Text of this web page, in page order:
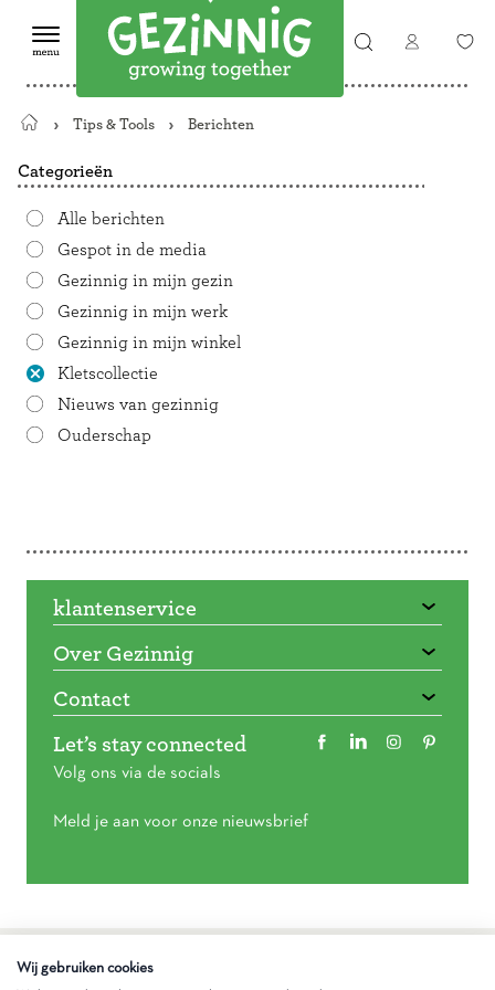
Terug
de
Tips & Tools Berichten
Categorieën
Alle berichten
Gespot in de media
Gezinnig in mijn gezin
Gezinnig in mijn werk
Gezinnig in mijn winkel
Kletscollectie
Nieuws van gezinnig
Ouderschap
klantenservice
Over Gezinnig
Contact
Let’s stay connected
Volg ons via de socials
Meld je aan voor onze nieuwsbrief
Wij gebruiken cookies